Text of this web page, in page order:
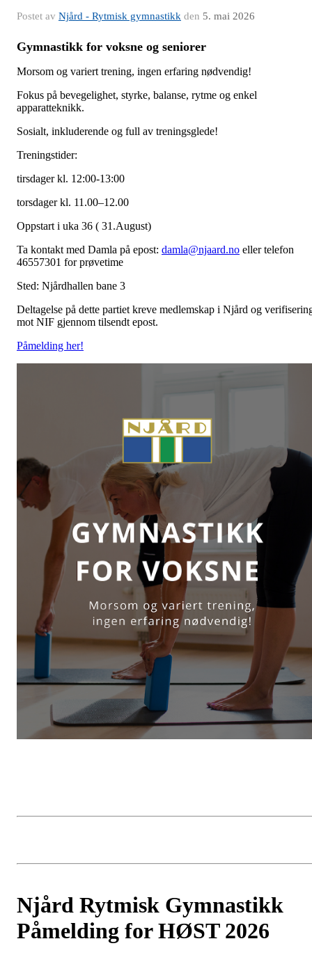
Postet av Njård - Rytmisk gymnastikk den 5. mai 2026
Gymnastikk for voksne og seniorer
Morsom og variert trening, ingen erfaring nødvendig!
Fokus på bevegelighet, styrke, balanse, rytme og enkel
apparatteknikk.
Sosialt, inkluderende og full av treningsglede!
Treningstider:
tirsdager kl. 12:00-13:00
torsdager kl. 11.00–12.00
Oppstart i uka 36 ( 31.August)
Ta kontakt med Damla på epost: damla@njaard.no eller telefon
46557301 for prøvetime
Sted: Njårdhallen bane 3
Deltagelse på dette partiet kreve medlemskap i Njård og
mot NIF gjennom tilsendt epost.
Påmelding her!
Njård Rytmisk Gymnastikk
Påmelding for HØST 2026